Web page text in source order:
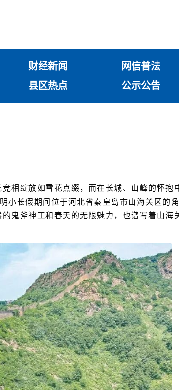
财经新闻 网信普法
县区热点 公示公告
相绽放如雪花点缀，而在长城、山峰的怀抱
长假期间位于河北省秦皇岛市山海关区的
鬼斧神工和春天的无限魅力，也谱写着山海